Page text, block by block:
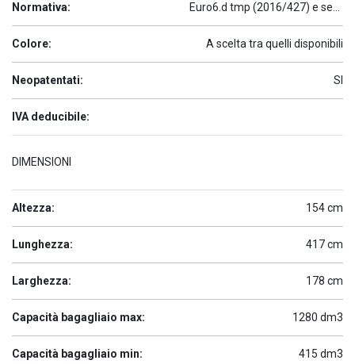
Normativa:
Colore: A scelta tra quelli disponibili
Neopatentati: SI
IVA deducibile:
DIMENSIONI
Altezza: 154 cm
Lunghezza: 417 cm
Larghezza: 178 cm
Capacità bagagliaio max: 1280 dm3
Capacità bagagliaio min: 415 dm3